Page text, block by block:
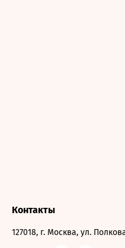
Контакты
127018, г. Москва, ул.